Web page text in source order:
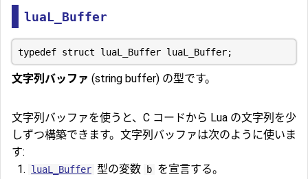
luaL_Buffer
文字列バッファ (string buffer) の型です。
文字列バッファを使うと、C コードから Lua の文字列を少
しずつ構築できます。文字列バッファは次のように使いま
す:
luaL_Buffer 型の変数 b を宣言する。